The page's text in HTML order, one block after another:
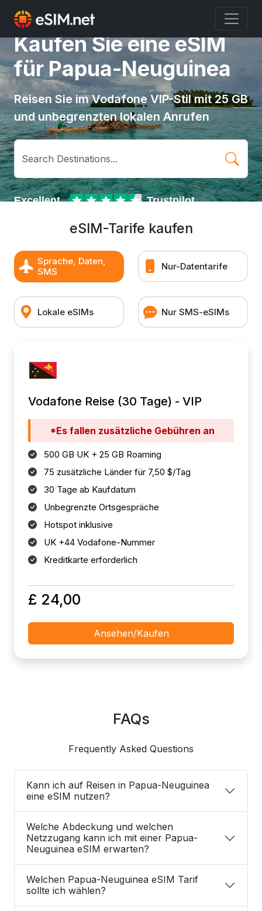
Kaufen Sie eine eSIM
für Papua-Neuguinea
Reisen Sie im Vodafone VIP-Stil mit 25 GB
und unbegrenzten lokalen Anrufen
eSIM-Tarife kaufen
Sprache, Daten,
SMS
Nur-Datentarife
Lokale eSIMs Nur SMS-eSIMs
Vodafone Reise (30 Tage) - VIP
*Es fallen zusätzliche Gebühren an
500 GB UK + 25 GB Roaming
75 zusätzliche Länder für 7,50 $/Tag
30 Tage ab Kaufdatum
Unbegrenzte Ortsgespräche
Hotspot inklusive
UK +44 Vodafone-Nummer
Kreditkarte erforderlich
£ 24,00
Ansehen/Kaufen
FAQs
Frequently Asked Questions
Kann ich auf Reisen in Papua-Neuguinea
eine eSIM nutzen?
Welche Abdeckung und welchen
Netzzugang kann ich mit einer Papua-
Neuguinea eSIM erwarten?
Welchen Papua-Neuguinea eSIM Tarif
sollte ich wählen?